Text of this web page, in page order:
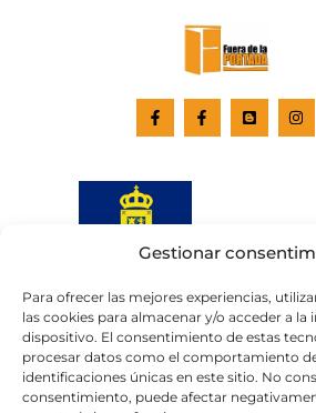
Gestionar
Para ofrecer las mejores experiencias,
las cookies para almacenar y/o acceder a la
dispositivo. El consentimiento de estas
procesar datos como el comportamiento
identificaciones únicas en este sitio. No
consentimiento, puede afectar
Web subvencionada por el
Cabildo de Gran Canaria